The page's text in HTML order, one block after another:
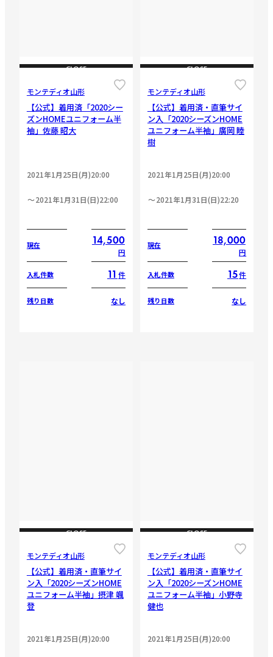
CLOSE
モンテディオ山形
【公式】着用済「2020シー
ズンHOMEユニフォーム半
袖」佐藤 昭大
2021年1月25日(月)20:00
2021年1月31日(日)22:00
現在 14,500
円
入札件数 11 件
残り日数 なし
CLOSE
モンテディオ山形
【公式】着用済・直筆サイ
ン入「2020シーズンHOME
ユニフォーム半袖」廣岡 睦
樹
2021年1月25日(月)20:00
2021年1月31日(日)22:20
現在 18,000
円
入札件数 15件
残り日数 なし
CLOSE
モンテディオ山形
【公式】着用済・直筆サイ
ン入「2020シーズンHOME
ユニフォーム半袖」摂津 颯
登
2021年1月25日(月)20:00
CLOSE
モンテディオ山形
【公式】着用済・直筆サイ
ン入「2020シーズンHOME
ユニフォーム半袖」小野寺
健也
2021年1月25日(月)20:00